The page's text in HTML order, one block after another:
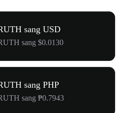
sang USD
sang $0.0130
sang PHP
sang ₱0.7943